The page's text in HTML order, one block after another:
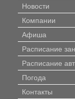
Новости
Компании
Афиша
Расписание
Расписание
Погода
Контакты